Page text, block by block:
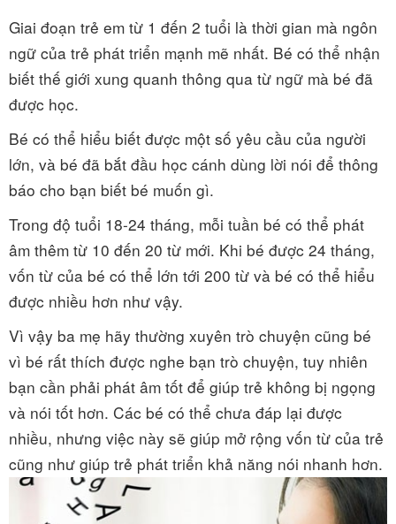
Giai đoạn trẻ em từ 1 đến 2 tuổi là thời gian mà ngôn
ngữ của trẻ phát triển mạnh mẽ nhất. Bé có thể nhận
biết thế giới xung quanh thông qua từ ngữ mà bé đã
được học.
Bé có thể hiểu biết được một số yêu cầu của người
lớn, và bé đã bắt đầu học cánh dùng lời nói để thông
báo cho bạn biết bé muốn gì.
Trong độ tuổi 18-24 tháng, mỗi tuần bé có thể phát
âm thêm từ 10 đến 20 từ mới. Khi bé được 24 tháng,
vốn từ của bé có thể lớn tới 200 từ và bé có thể hiểu
được nhiều hơn như vậy.
Vì vậy ba mẹ hãy thường xuyên trò chuyện cũng bé
vì bé rất thích được nghe bạn trò chuyện, tuy nhiên
bạn cần phải phát âm tốt để giúp trẻ không bị ngọng
và nói tốt hơn. Các bé có thể chưa đáp lại được
nhiều, nhưng việc này sẽ giúp mở rộng vốn từ của trẻ
cũng như giúp trẻ phát triển khả năng nói nhanh hơn.